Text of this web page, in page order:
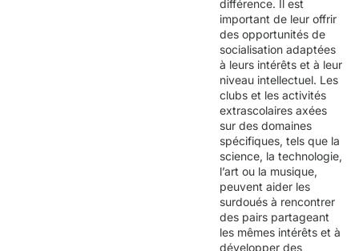
différence. Il est
important de leur offrir
des opportunités de
socialisation adaptées
à leurs intérêts et à leur
niveau intellectuel. Les
clubs et les activités
extrascolaires axées
sur des domaines
spécifiques, tels que la
science, la technologie,
l’art ou la musique,
peuvent aider les
surdoués à rencontrer
des pairs partageant
les mêmes intérêts et à
développer des